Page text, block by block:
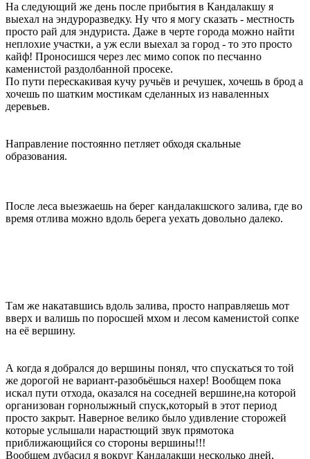
На следующий же день после прибытия в Кандалакшу я
выехал на эндуроразведку. Ну что я могу сказать - местность
просто рай для эндуриста. Даже в черте города можно найти
неплохие участки, а уж если выехал за город - то это просто
кайф! Проносишся через лес мимо сопок по песчанно
каменистой раздолбанной просеке.
По пути перескакивая кучу ручьёв и речушек, хочешь в брод а
хочешь по шатким мостикам сделанных из наваленных
деревьев.
Направление постоянно петляет обходя скальные
образования.
После леса выезжаешь на берег кандалакшского залива, где во
время отлива можно вдоль берега уехать довольно далеко.
Там же накатавшись вдоль залива, просто направляешь мот
вверх и валишь по поросшей мхом и лесом каменистой сопке
на её вершину.
А когда я добрался до вершины понял, что спускаться то той
же дорогой не вариант-разобьёшься нахер! Вообщем пока
искал пути отхода, оказался на соседней вершине,на которой
организован горнолыжный спуск,который в этот период
просто закрыт. Наверное велико было удивление сторожей
которые услышали нарастющий звук прямотока
приближающийся со стороны вершины!!!
Вообщем дубасил я вокруг Кандалакши несколько дней,